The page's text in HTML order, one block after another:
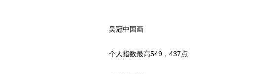
吴冠中国画
个人指数最高549，437点